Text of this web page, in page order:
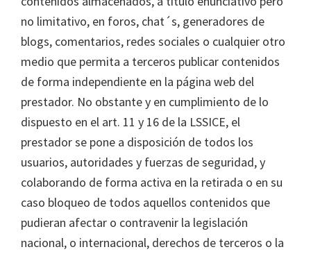
no limitativo, en foros, chat´s, generadores de
blogs, comentarios, redes sociales o cualquier otro
medio que permita a terceros publicar contenidos
de forma independiente en la página web del
prestador. No obstante y en cumplimiento de lo
dispuesto en el art. 11 y 16 de la LSSICE, el
prestador se pone a disposición de todos los
usuarios, autoridades y fuerzas de seguridad, y
colaborando de forma activa en la retirada o en su
caso bloqueo de todos aquellos contenidos que
pudieran afectar o contravenir la legislación
nacional, o internacional, derechos de terceros o la